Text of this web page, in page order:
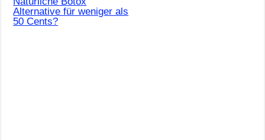
Alternative für weniger als
50 Cents?